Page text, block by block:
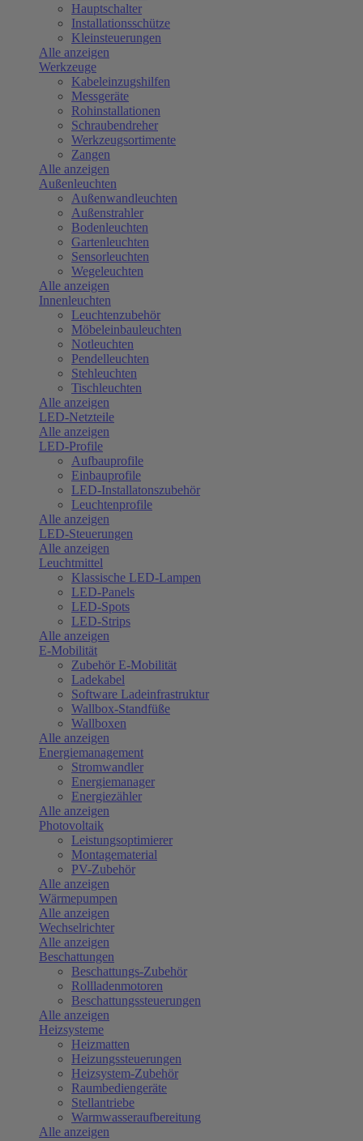
Hauptschalter
Installationsschütze
Kleinsteuerungen
Alle anzeigen
Werkzeuge
Kabeleinzugshilfen
Messgeräte
Rohinstallationen
Schraubendreher
Werkzeugsortimente
Zangen
Alle anzeigen
Außenleuchten
Außenwandleuchten
Außenstrahler
Bodenleuchten
Gartenleuchten
Sensorleuchten
Wegeleuchten
Alle anzeigen
Innenleuchten
Leuchtenzubehör
Möbeleinbauleuchten
Notleuchten
Pendelleuchten
Stehleuchten
Tischleuchten
Alle anzeigen
LED-Netzteile
Alle anzeigen
LED-Profile
Aufbauprofile
Einbauprofile
LED-Installatonszubehör
Leuchtenprofile
Alle anzeigen
LED-Steuerungen
Alle anzeigen
Leuchtmittel
Klassische LED-Lampen
LED-Panels
LED-Spots
LED-Strips
Alle anzeigen
E-Mobilität
Zubehör E-Mobilität
Ladekabel
Software Ladeinfrastruktur
Wallbox-Standfüße
Wallboxen
Alle anzeigen
Energiemanagement
Stromwandler
Energiemanager
Energiezähler
Alle anzeigen
Photovoltaik
Leistungsoptimierer
Montagematerial
PV-Zubehör
Alle anzeigen
Wärmepumpen
Alle anzeigen
Wechselrichter
Alle anzeigen
Beschattungen
Beschattungs-Zubehör
Rollladenmotoren
Beschattungssteuerungen
Alle anzeigen
Heizsysteme
Heizmatten
Heizungssteuerungen
Heizsystem-Zubehör
Raumbediengeräte
Stellantriebe
Warmwasseraufbereitung
Alle anzeigen